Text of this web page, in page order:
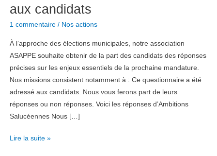
aux candidats
1 commentaire / Nos actions
À l’approche des élections municipales, notre association
ASAPPE souhaite obtenir de la part des candidats des réponses
précises sur les enjeux essentiels de la prochaine mandature.
Nos missions consistent notamment à : Ce questionnaire a été
adressé aux candidats. Nous vous ferons part de leurs
réponses ou non réponses. Voici les réponses d’Ambitions
Salucéennes Nous […]
Élections
Lire la suite »